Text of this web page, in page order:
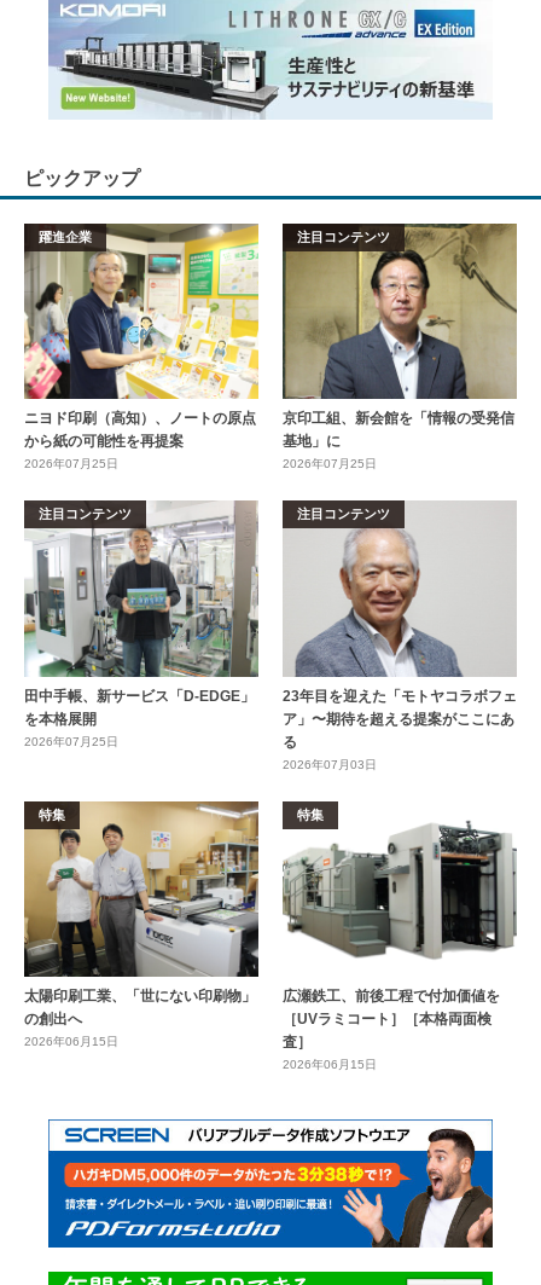
ピックアップ
躍進企業
ニヨド印刷（高知）、ノートの原点
から紙の可能性を再提案
2026年07月25日
注目コンテンツ
京印工組、新会館を「情報の受発信
基地」に
2026年07月25日
注目コンテンツ
田中手帳、新サービス「D-EDGE」
を本格展開
2026年07月25日
注目コンテンツ
23年目を迎えた「モトヤコラボフェ
ア」〜期待を超える提案がここにあ
る
2026年07月03日
特集
太陽印刷工業、「世にない印刷物」
の創出へ
2026年06月15日
特集
広瀬鉄工、前後工程で付加価値を
［UVラミコート］［本格両面検
査］
2026年06月15日